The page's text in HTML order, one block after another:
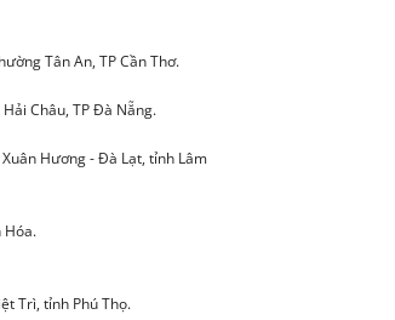
Tân An, TP Cần Thơ.
Châu, TP Đà Nẵng.
Hương - Đà Lạt, tỉnh Lâm
Hóa.
Trì, tỉnh Phú Thọ.